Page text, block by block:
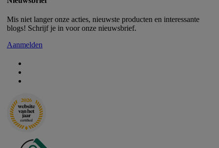
Mis niet langer onze acties, nieuwste producten en interessante
blogs! Schrijf je in voor onze nieuwsbrief.
Aanmelden